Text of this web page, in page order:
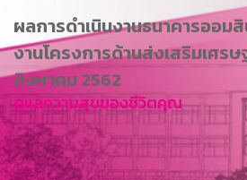
เกี่ยวกับธนาคาร
การพัฒนาที่ยั่งยืน
ข่าวสาร
บริการทางการเงิน
อื่นๆ
ติดต่อเรา
ผลการดำเนินงานธนาคารออม
งานโครงการด้านส่งเสริมเศร
สิงหาคม 2562
ดูแลความสุขของชีวิตคุณ